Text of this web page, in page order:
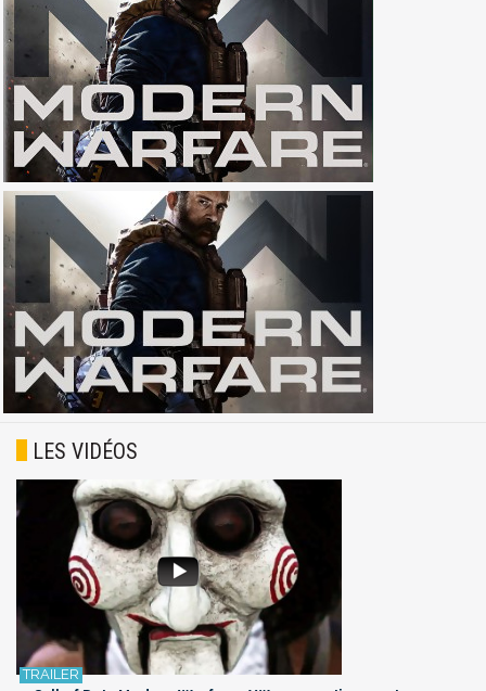
LES VIDÉOS